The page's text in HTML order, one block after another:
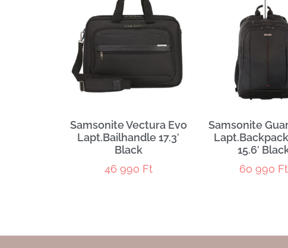
Samsonite Vectura Evo
Lapt.Bailhandle 17.3′
Black
46 990 Ft
Samsonite
15.6′
60 990 Ft